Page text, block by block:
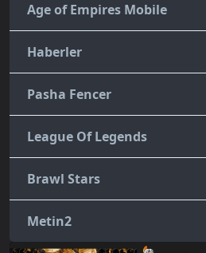
Age of Empires Mobile
Haberler
Pasha Fencer
League Of Legends
Brawl Stars
Metin2